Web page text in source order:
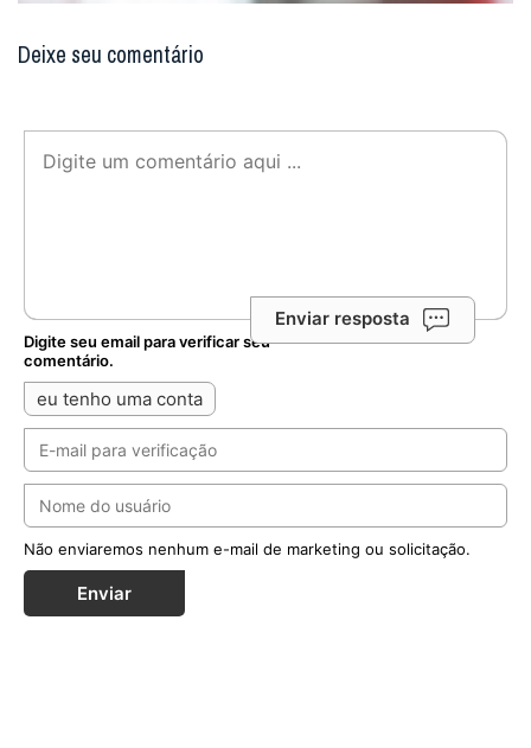
Deixe seu comentário
Enviar resposta
Digite seu email para verificar seu
comentário.
eu tenho uma conta
Não enviaremos nenhum e-mail de marketing ou solicitação.
Enviar